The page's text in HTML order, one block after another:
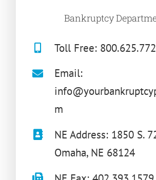
Bankruptcy
Toll Free:
Email:
m
NE Address: 1850 S.
Omaha, NE 68124